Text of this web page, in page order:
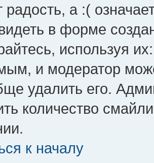
радость, а :(
в форме
используя
и модератор
удалить его.
количество
к началу